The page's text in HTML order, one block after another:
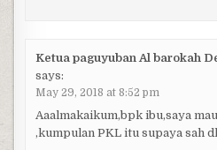
Ketua paguyuban Al barokah
says:
May 29, 2018 at 8:52 pm
Aaalmakaikum,bpk ibu,saya
,kumpulan PKL itu supaya sah